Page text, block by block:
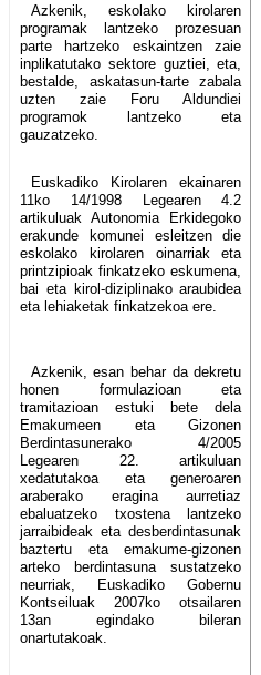
Azkenik, eskolako kirolaren
programak lantzeko prozesuan
parte hartzeko eskaintzen zaie
inplikatutako sektore guztiei, eta,
bestalde, askatasun-tarte zabala
uzten zaie Foru Aldundiei
programok lantzeko eta
gauzatzeko.
Euskadiko Kirolaren ekainaren
11ko 14/1998 Legearen 4.2
artikuluak Autonomia Erkidegoko
erakunde komunei esleitzen die
eskolako kirolaren oinarriak eta
printzipioak finkatzeko eskumena,
bai eta kirol-diziplinako araubidea
eta lehiaketak finkatzekoa ere.
Azkenik, esan behar da dekretu
honen formulazioan eta
tramitazioan estuki bete dela
Emakumeen eta Gizonen
Berdintasunerako 4/2005
Legearen 22. artikuluan
xedatutakoa eta generoaren
araberako eragina aurretiaz
ebaluatzeko txostena lantzeko
jarraibideak eta desberdintasunak
baztertu eta emakume-gizonen
arteko berdintasuna sustatzeko
neurriak, Euskadiko Gobernu
Kontseiluak 2007ko otsailaren
13an egindako bileran
onartutakoak.